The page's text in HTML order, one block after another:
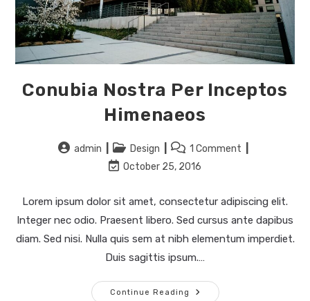
Conubia Nostra Per Inceptos
Himenaeos
admin Design
1 Comment
October 25, 2016
Lorem ipsum dolor sit amet, consectetur adipiscing elit.
Integer nec odio. Praesent libero. Sed cursus ante dapibus
diam. Sed nisi. Nulla quis sem at nibh elementum imperdiet.
Duis sagittis ipsum.…
Continue Reading